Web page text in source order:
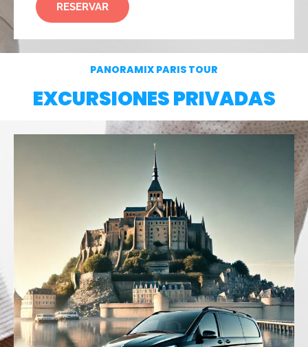
RESERVAR
PANORAMIX PARIS TOUR
EXCURSIONES PRIVADAS